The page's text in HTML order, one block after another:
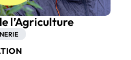
l’Agriculture